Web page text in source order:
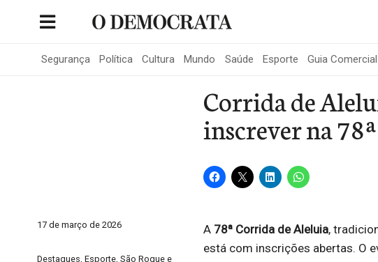
Segurança Política Cultura Mundo Saúde Esporte Guia Comercial
Corrida de
inscrever na
17 de março de 2026
Destaques, Esporte, São Roque e
A 78ª Corrida de Aleluia,
está com inscrições abertas. O